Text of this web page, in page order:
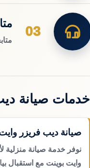
03
خدمات صيانة
صيانة ديب فريزر
نوفر خدمة صيانة منزلية
وايت بوينت مع استقبال